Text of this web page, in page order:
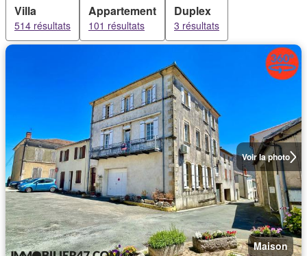
Villa
514 résultats
Appartement
101 résultats
Duplex
3 résultats
Voir la photo
Maison